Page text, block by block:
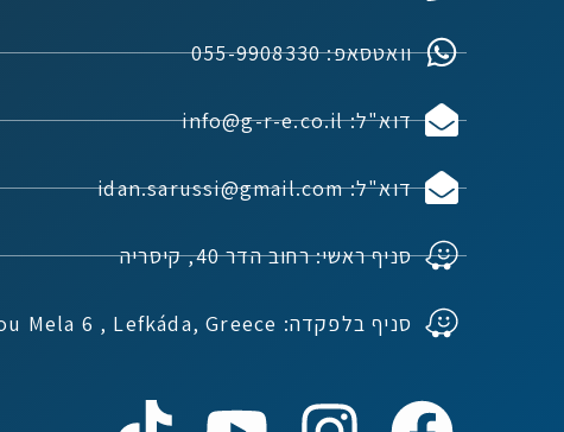
וואטסאפ: 055-9908330
דוא"ל: info@g-r-e.co.il
דוא"ל: idan.sarussi@gmail.com
סניף ראשי: רחוב הדר 40, קיסריה
סניף בלפקדה: Ioannou Mela 6 , Lefkáda, Greece